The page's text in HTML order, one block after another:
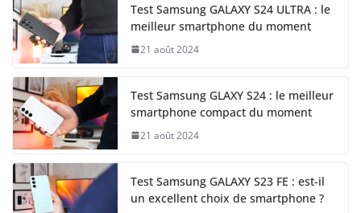
Test Samsung GALAXY S24 ULTRA : le
meilleur smartphone du moment
21 août 2024
Test Samsung GLAXY S24 : le meilleur
smartphone compact du moment
21 août 2024
Test Samsung GALAXY S23 FE : est-il
un excellent choix de smartphone ?